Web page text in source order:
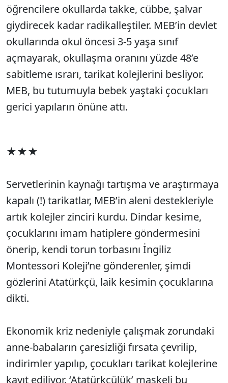
öğrencilere okullarda takke, cübbe, şalvar
giydirecek kadar radikalleştiler. MEB’in devlet
okullarında okul öncesi 3-5 yaşa sınıf
açmayarak, okullaşma oranını yüzde 48’e
sabitleme ısrarı, tarikat kolejlerini besliyor.
MEB, bu tutumuyla bebek yaştaki çocukları
gerici yapıların önüne attı.
★★★
Servetlerinin kaynağı tartışma ve araştırmaya
kapalı (!) tarikatlar, MEB’in aleni destekleriyle
artık kolejler zinciri kurdu. Dindar kesime,
çocuklarını imam hatiplere göndermesini
önerip, kendi torun torbasını İngiliz
Montessori Koleji’ne gönderenler, şimdi
gözlerini Atatürkçü, laik kesimin çocuklarına
dikti.
Ekonomik kriz nedeniyle çalışmak zorundaki
anne-babaların çaresizliği fırsata çevrilip,
indirimler yapılıp, çocukları tarikat kolejlerine
kayıt ediliyor. ‘Atatürkçülük’ maskeli bu